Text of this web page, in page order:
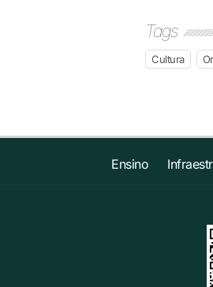
Tags
Cultura
Ensino